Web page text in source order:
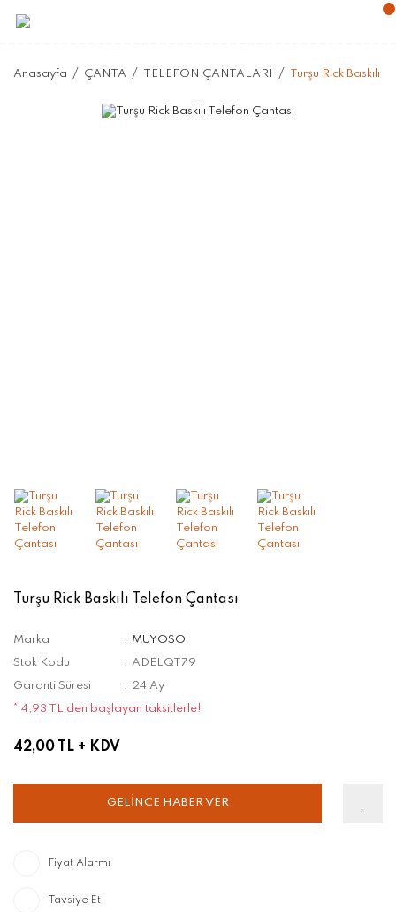
Anasayfa ÇANTA TELEFON ÇANTALARI Turşu Rick Baskılı
Turşu Rick Baskılı Telefon Çantası
Marka
MUYOSO
Stok Kodu
ADELQT79
Garanti Süresi
24 Ay
* 4,93 TL den başlayan taksitlerle!
42,00 TL + KDV
GELİNCE HABER VER
Fiyat Alarmı
Tavsiye Et